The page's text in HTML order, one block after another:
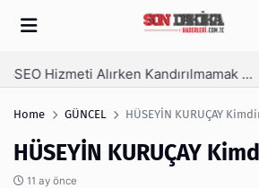
SEO Hizmeti Alırken Kandırılmamak İçin Bilinmesi Gerekenler
Home GÜNCEL HÜSEYİN KURUÇAY
HÜSEYİN KURUÇAY
11 ay önce